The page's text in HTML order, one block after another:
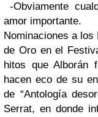
-Obviamente
amor importante.
Nominaciones a
de Oro en el
hitos que Alborán
hacen eco de su
de “Antología
Serrat, en donde